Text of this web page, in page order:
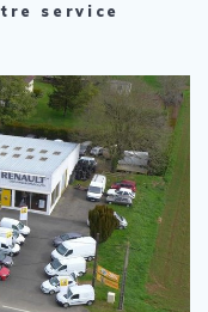
service